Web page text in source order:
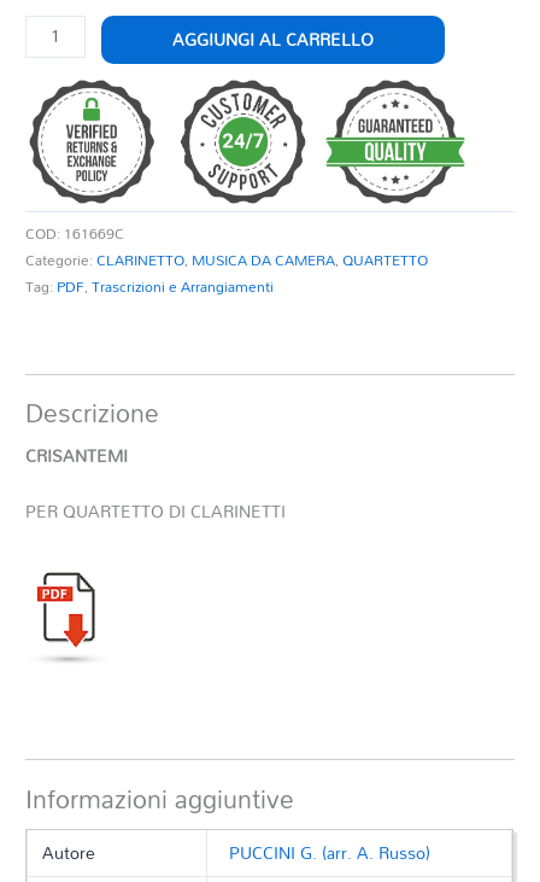
CRISANTEMI
PER
QUARTETTO
DI
CLARINETTI
quantità
AGGIUNGI AL CARRELLO
COD: 161669C
Categorie:CLARINETTO, MUSICA DA CAMERA,QUARTETTO
Tag: PDF,Trascrizioni e Arrangiamenti
Descrizione
CRISANTEMI
PER QUARTETTO DI CLARINETTI
Informazioni aggiuntive
Autore
PUCCINI G. (arr. A. Russo)